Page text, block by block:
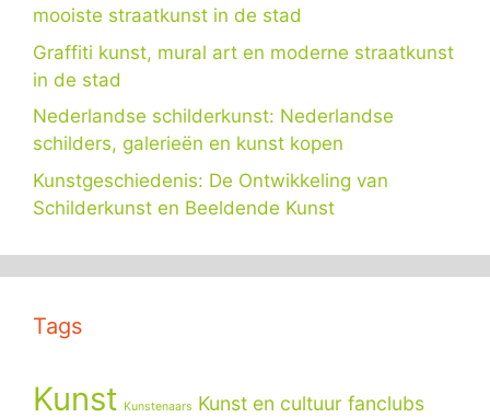
mooiste straatkunst in de stad
Graffiti kunst, mural art en moderne straatkunst
in de stad
Nederlandse schilderkunst: Nederlandse
schilders, galerieën en kunst kopen
Kunstgeschiedenis: De Ontwikkeling van
Schilderkunst en Beeldende Kunst
Tags
Kunst Kunstenaars Kunst en cultuur fanclubs